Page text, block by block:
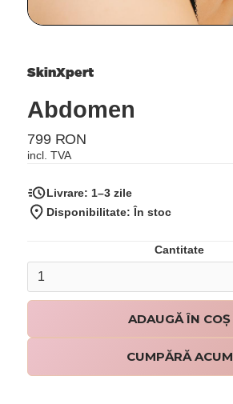
SkinXpert
Abdomen
799 RON
incl. TVA
Livrare: 1–3 zile
Disponibilitate: În stoc
Cantitate
CUMPĂRĂ ACUM